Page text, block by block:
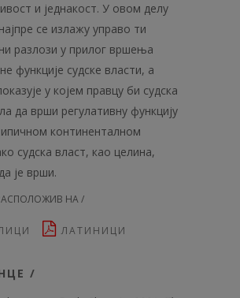
и једнакост. У овом делу
се излажу управо ти
разлози у прилог вршења
функције судске власти, а
у којем правцу би судска
да врши регулативну функцију
континенталном
судска власт, као целина,
је врши.
НА /
ЛАТИНИЦИ
/